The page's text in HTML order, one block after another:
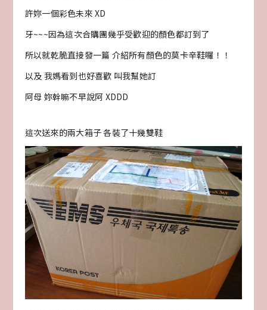
許妳一個彩色未來 XD
牙~~~因為這次合購團幾乎受歡迎的顏色都訂到了
所以就乾脆直接發一篇 介紹所有顏色的莫卡辛鞋囉！！
以及 我媽看到也好喜歡 叫我幫她訂
阿母 妳幹嘛不早說阿 XDDD
這次送來的兩大箱子 各裝了十幾雙鞋